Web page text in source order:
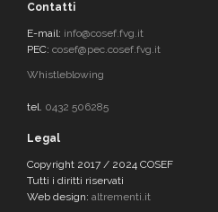
Contatti
E-mail: info@cosef.fvg.it
PEC: cosef@pec.cosef.fvg.it
Whistleblowing
tel. 0432 506285
Legal
Copyright 2017 / 2024 COSEF
Tutti i diritti riservati
Web design: altrementi.it